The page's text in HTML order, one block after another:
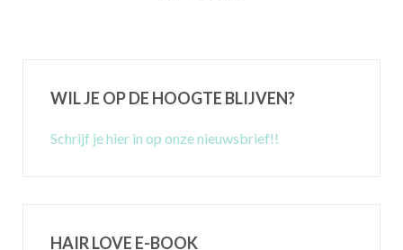
WIL JE OP DE HOOGTE BLIJVEN?
Schrijf je hier in op onze nieuwsbrief!!
HAIR LOVE E-BOOK